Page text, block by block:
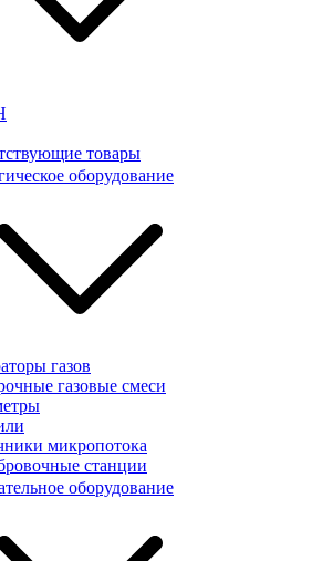
товары
оборудование
газов
газовые смеси
микропотока
станции
оборудование